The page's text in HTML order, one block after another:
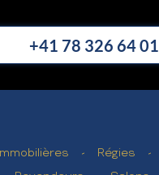
+41 78 326 64 01
immobilières -